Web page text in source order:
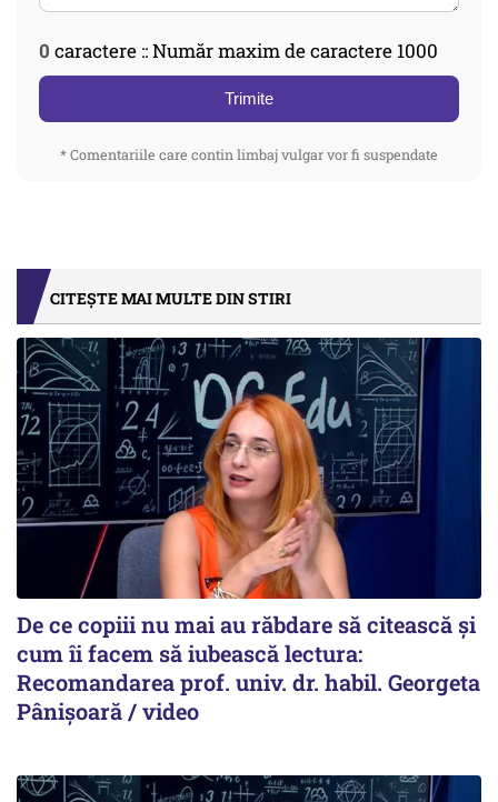
0 caractere :: Număr maxim de caractere 1000
Trimite
* Comentariile care contin limbaj vulgar vor fi suspendate
CITEȘTE MAI MULTE DIN STIRI
De ce copiii nu mai au răbdare să citească și
cum îi facem să iubească lectura:
Recomandarea prof. univ. dr. habil. Georgeta
Pânișoară / video